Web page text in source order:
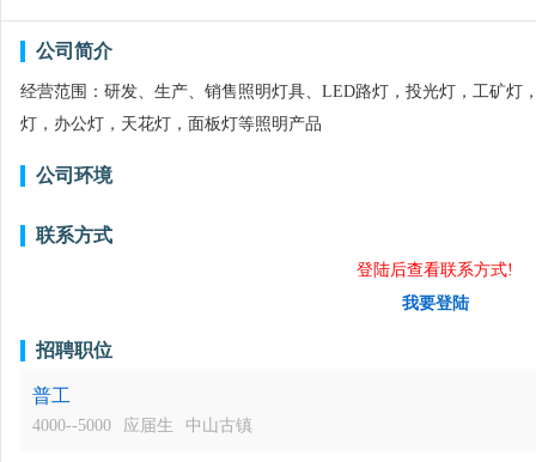
公司简介
经营范围：研发、生产、销售照明灯具、LED路灯，投光灯，工矿灯
灯，办公灯，天花灯，面板灯等照明产品
公司环境
联系方式
登陆后查看联系方式!
我要登陆
招聘职位
普工
4000--5000 应届生 中山古镇